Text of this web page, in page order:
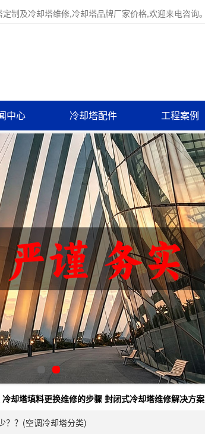
制及冷却塔维修,冷却塔品牌厂家价格,欢迎来电咨询。
中心 冷却塔配件 工程案例
冷却塔填料更换维修的步骤 封闭式冷却塔维修解决方案
？？(空调冷却塔分类)